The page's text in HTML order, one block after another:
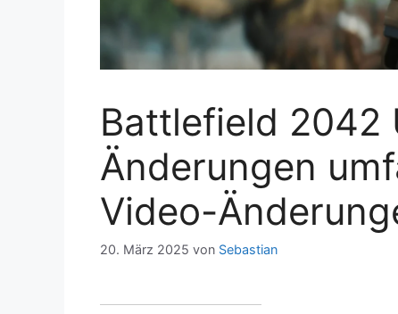
Battlefield 2042
Änderungen
Video-
20. März 2025 von Sebastian